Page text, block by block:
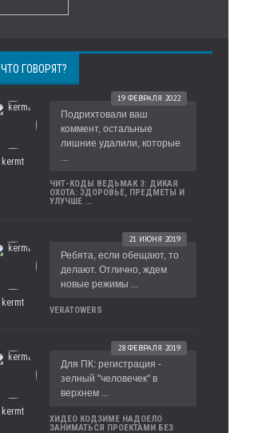
ЧТО ГОВОРЯТ?
kermt
19 ФЕВРАЛЯ 2022
Подрихтовали ваш
коммент, остальные
лишние удалили, которые
...
ЧИТ-КОДЫ ВЕДЬМАК 3: ДИКАЯ
ОХОТА: ЗДОРОВЬЕ, ПРЕДМЕТЫ И
УЛУЧШЕ ...
kermt
21 ИЮНЯ 2019
Ребята, если обещают, то
делают. Отлично, ждем
новые режимы ...
VERATOWERS
kermt
28 ФЕВРАЛЯ 2019
Для ПК: регистрация -
зелный "человечек" в
верхнем ...
ХИДЕО КОДЗИМЕ НАДОЕЛО
ЗАНИМАТЬСЯ ПРОЕКТАМИ БЕЗ